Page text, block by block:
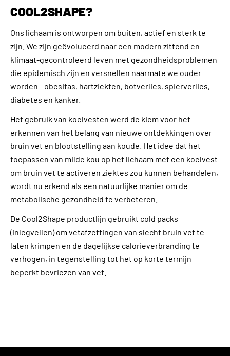
COOL2SHAPE?
Ons lichaam is ontworpen om buiten, actief en sterk te
zijn. We zijn geëvolueerd naar een modern zittend en
klimaat-gecontroleerd leven met gezondheidsproblemen
die epidemisch zijn en versnellen naarmate we ouder
worden - obesitas, hartziekten, botverlies, spierverlies,
diabetes en kanker.
Het gebruik van koelvesten werd de kiem voor het
erkennen van het belang van nieuwe ontdekkingen over
bruin vet en blootstelling aan koude. Het idee dat het
toepassen van milde kou op het lichaam met een koelvest
om bruin vet te activeren ziektes zou kunnen behandelen,
wordt nu erkend als een natuurlijke manier om de
metabolische gezondheid te verbeteren.
De Cool2Shape productlijn gebruikt cold packs
(inlegvellen) om vetafzettingen van slecht bruin vet te
laten krimpen en de dagelijkse calorieverbranding te
verhogen, in tegenstelling tot het op korte termijn
beperkt bevriezen van vet.